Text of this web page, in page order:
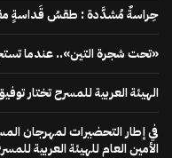
حِراسةٌ مُشدَّدة : طقسُ قَداسةٍ
«تحت شجرة التين».. عندما
الهيئة العربية للمسرح تختار توفيق
في إطار التحضيرات لمهرجان
الأمين العام للهيئة العربية